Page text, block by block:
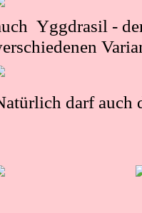
Yggdrasil -
darf auch